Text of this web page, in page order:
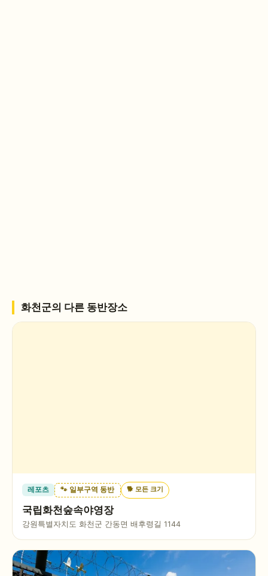
화천군의 다른 동반장소
레포츠 🐾 일부구역 동반 🐕 모든 크기
국립화천숲속야영장
강원특별자치도 화천군 간동면 배후령길 1144